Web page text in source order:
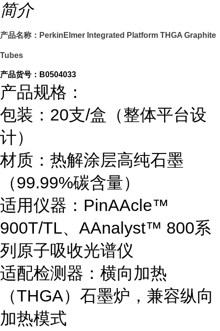
简介
产品名称：PerkinElmer Integrated Platform THGA Graphite
Tubes
产品货号：B0504033
产品规格：
包装：20支/盒（整体平台设
计）
材质：热解涂层高纯石墨
（99.99%碳含量）
适用仪器：PinAAcle™
900T/TL、AAnalyst™ 800系
列原子吸收光谱仪
适配检测器：横向加热
（THGA）石墨炉，兼容纵向
加热模式